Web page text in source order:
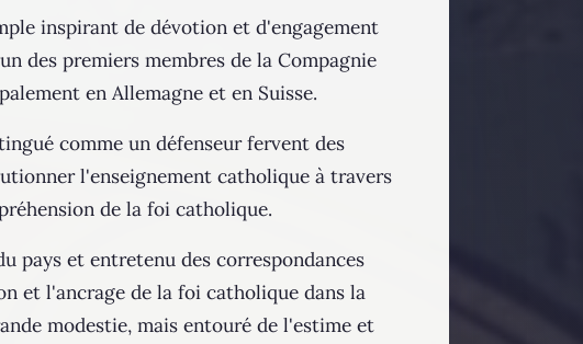
inspirant de dévotion et d'engagement
des premiers membres de la Compagnie
en Allemagne et en Suisse​​.
comme un défenseur fervent des
l'enseignement catholique à travers
de la foi catholique​​.
pays et entretenu des correspondances
et l'ancrage de la foi catholique dans la
modestie, mais entouré de l'estime et